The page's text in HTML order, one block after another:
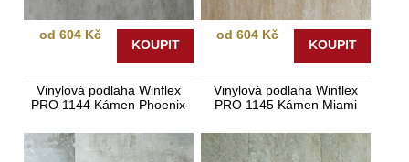
od 604 Kč
KOUPIT
od 604 Kč
KOUPIT
Vinylová podlaha Winflex
PRO 1144 Kámen Phoenix
Vinylová podlaha Winflex
PRO 1145 Kámen Miami